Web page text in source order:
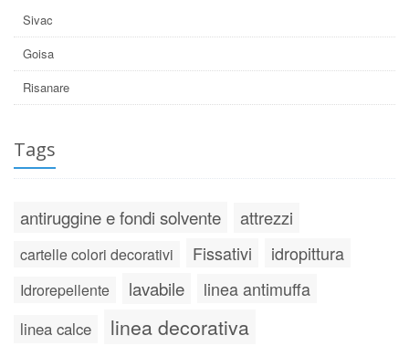
Sivac
Goisa
Risanare
Tags
antiruggine e fondi solvente attrezzi
cartelle colori decorativi Fissativi idropittura
Idrorepellente lavabile linea antimuffa
linea calce linea decorativa